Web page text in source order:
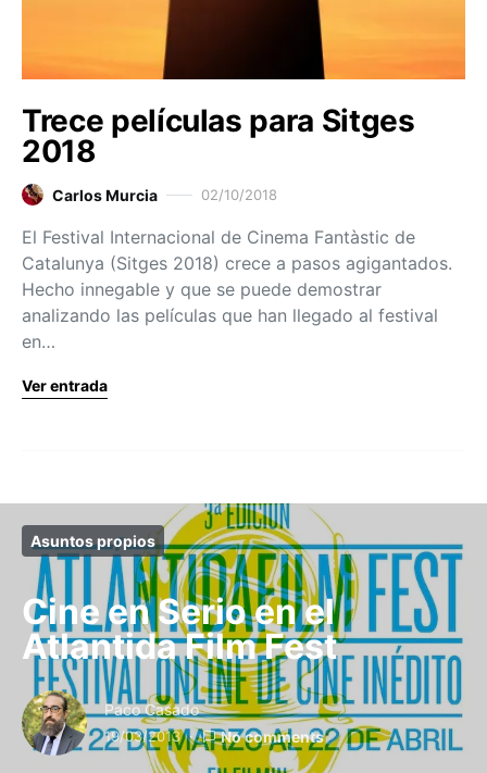
Trece películas para Sitges
2018
Carlos Murcia 02/10/2018
El Festival Internacional de Cinema Fantàstic de
Catalunya (Sitges 2018) crece a pasos agigantados.
Hecho innegable y que se puede demostrar
analizando las películas que han llegado al festival
en…
Ver entrada
Asuntos propios
Cine en Serio en el
Atlantida Film Fest
Paco Casado
19/03/2013 No comments